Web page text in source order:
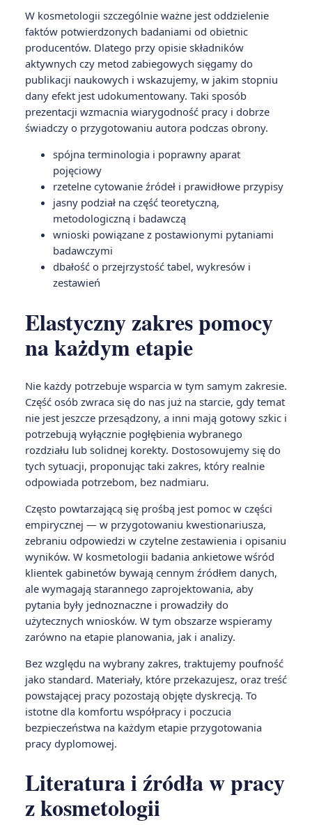
W kosmetologii szczególnie ważne jest oddzielenie
faktów potwierdzonych badaniami od obietnic
producentów. Dlatego przy opisie składników
aktywnych czy metod zabiegowych sięgamy do
publikacji naukowych i wskazujemy, w jakim stopniu
dany efekt jest udokumentowany. Taki sposób
prezentacji wzmacnia wiarygodność pracy i dobrze
świadczy o przygotowaniu autora podczas obrony.
spójna terminologia i poprawny aparat
pojęciowy
rzetelne cytowanie źródeł i prawidłowe przypisy
jasny podział na część teoretyczną,
metodologiczną i badawczą
wnioski powiązane z postawionymi pytaniami
badawczymi
dbałość o przejrzystość tabel, wykresów i
zestawień
Elastyczny zakres pomocy
na każdym etapie
Nie każdy potrzebuje wsparcia w tym samym zakresie.
Część osób zwraca się do nas już na starcie, gdy temat
nie jest jeszcze przesądzony, a inni mają gotowy szkic i
potrzebują wyłącznie pogłębienia wybranego
rozdziału lub solidnej korekty. Dostosowujemy się do
tych sytuacji, proponując taki zakres, który realnie
odpowiada potrzebom, bez nadmiaru.
Często powtarzającą się prośbą jest pomoc w części
empirycznej — w przygotowaniu kwestionariusza,
zebraniu odpowiedzi w czytelne zestawienia i opisaniu
wyników. W kosmetologii badania ankietowe wśród
klientek gabinetów bywają cennym źródłem danych,
ale wymagają starannego zaprojektowania, aby
pytania były jednoznaczne i prowadziły do
użytecznych wniosków. W tym obszarze wspieramy
zarówno na etapie planowania, jak i analizy.
Bez względu na wybrany zakres, traktujemy poufność
jako standard. Materiały, które przekazujesz, oraz treść
powstającej pracy pozostają objęte dyskrecją. To
istotne dla komfortu współpracy i poczucia
bezpieczeństwa na każdym etapie przygotowania
pracy dyplomowej.
Literatura i źródła w pracy
z kosmetologii